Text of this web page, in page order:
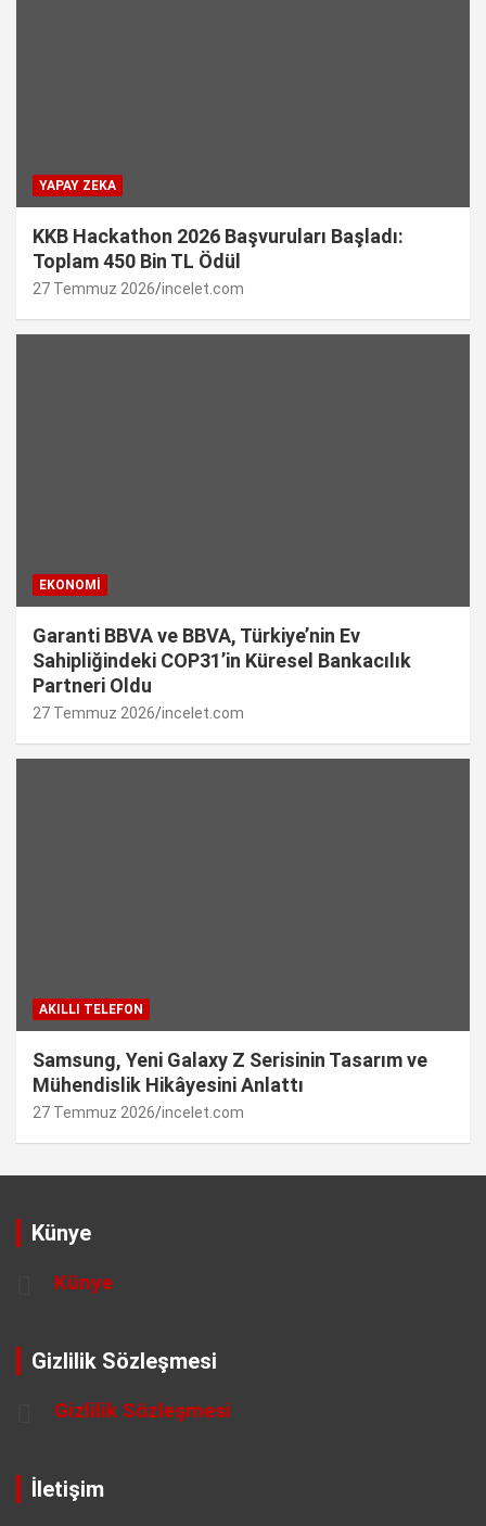
YAPAY ZEKA
KKB Hackathon 2026 Başvuruları Başladı:
Toplam 450 Bin TL Ödül
27 Temmuz 2026 incelet.com
EKONOMI
Garanti BBVA ve BBVA, Türkiye’nin Ev
Sahipliğindeki COP31’in Küresel Bankacılık
Partneri Oldu
27 Temmuz 2026 incelet.com
AKILLI TELEFON
Samsung, Yeni Galaxy Z Serisinin Tasarım ve
Mühendislik Hikâyesini Anlattı
27 Temmuz 2026 incelet.com
Künye
Künye
Gizlilik Sözleşmesi
Gizlilik Sözleşmesi
İletişim